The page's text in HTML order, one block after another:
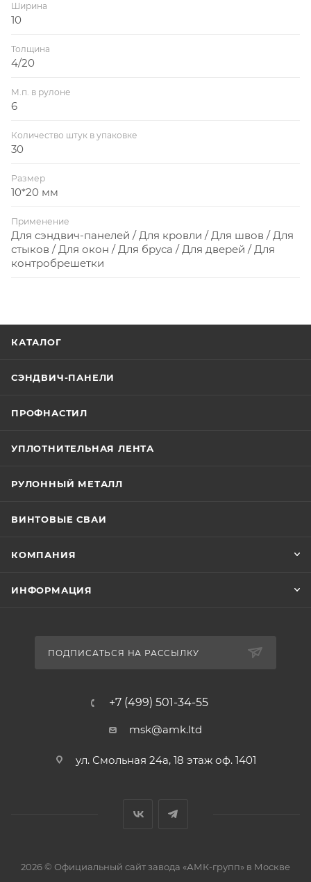
Ширина
10
Толщина
4/20
М.п. в рулоне
6
Количество штук в упаковке
30
Размер
10*20 мм
Применение
Для сэндвич-панелей / Для кровли / Для швов / Для
стыков / Для окон / Для бруса / Для дверей / Для
контробрешетки
КАТАЛОГ
СЭНДВИЧ-ПАНЕЛИ
ПРОФНАСТИЛ
УПЛОТНИТЕЛЬНАЯ ЛЕНТА
РУЛОННЫЙ МЕТАЛЛ
ВИНТОВЫЕ СВАИ
КОМПАНИЯ
ИНФОРМАЦИЯ
ПОДПИСАТЬСЯ НА РАССЫЛКУ
+7 (499) 501-34-55
msk@amk.ltd
ул. Смольная 24а, 18 этаж оф. 1401
2026 © Официальный сайт завода «АМК-групп» в Москве